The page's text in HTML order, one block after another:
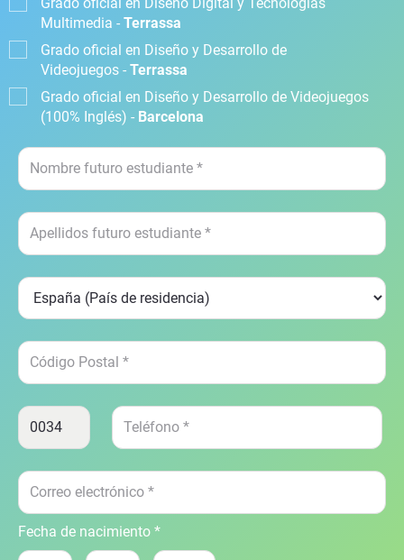
Multimedia - Terrassa
Grado oficial en Diseño y Desarrollo de
Videojuegos - Terrassa
Grado oficial en Diseño y Desarrollo de Videojuegos
(100% Inglés) - Barcelona
Fecha de nacimiento *